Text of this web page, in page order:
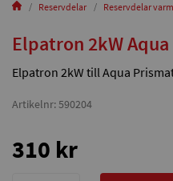
Reservdelar Reservdelar
Elpatron 2kW
Elpatron 2kW till Aqua
Artikelnr: 590204
310 kr